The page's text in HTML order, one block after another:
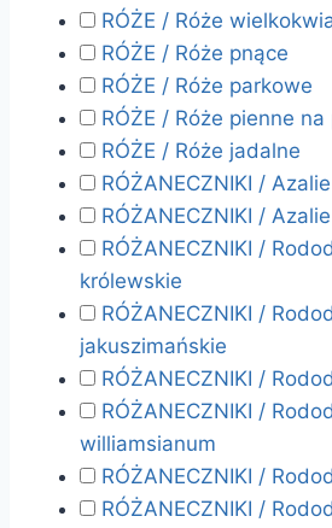
RÓŻE / Róże
RÓŻE / Róże pnące
RÓŻE / Róże parkowe
RÓŻE / Róże pienne na
RÓŻE / Róże jadalne
RÓŻANECZNIKI /
RÓŻANECZNIKI /
RÓŻANECZNIKI /
królewskie
RÓŻANECZNIKI /
jakuszimańskie
RÓŻANECZNIKI /
RÓŻANECZNIKI /
williamsianum
RÓŻANECZNIKI /
RÓŻANECZNIKI /